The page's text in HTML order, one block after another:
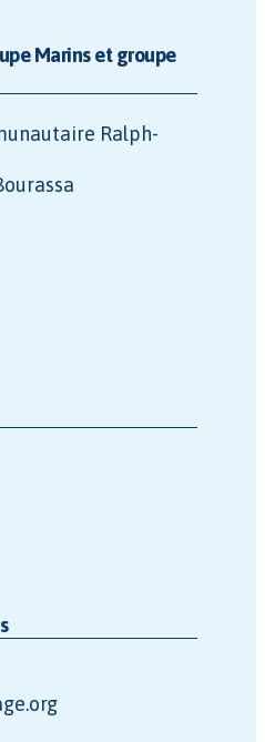
Marins et groupe
Ralph-